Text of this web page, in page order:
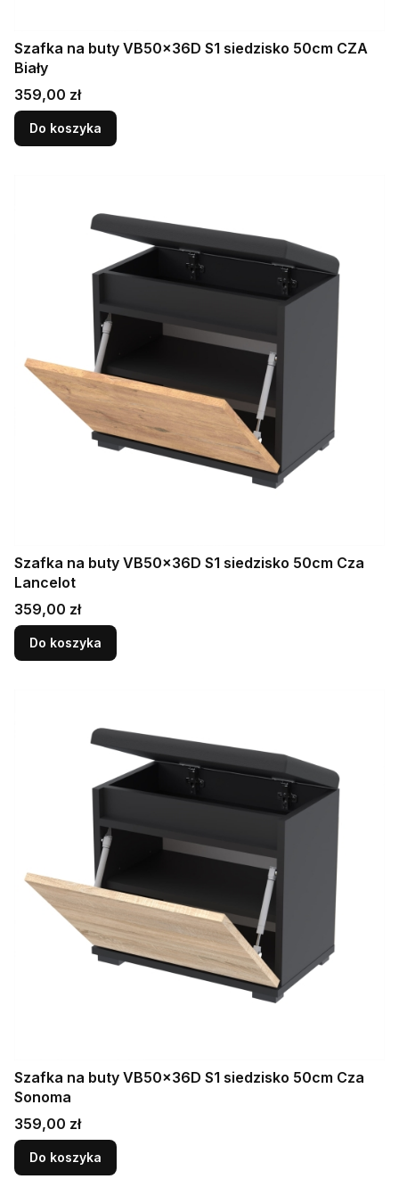
Szafka na buty VB50x36D S1 siedzisko 50cm CZA
Biały
Cena
359,00 zł
Do koszyka
Szafka na buty VB50x36D S1 siedzisko 50cm Cza
Lancelot
Cena
359,00 zł
Do koszyka
Szafka na buty VB50x36D S1 siedzisko 50cm Cza
Sonoma
Cena
359,00 zł
Do koszyka